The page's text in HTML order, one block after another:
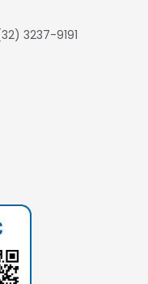
3237-9191